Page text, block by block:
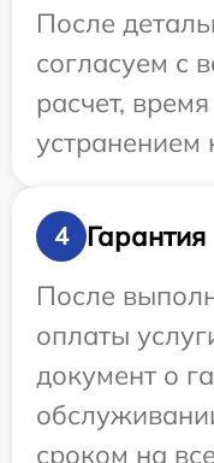
После
согласуем с
расчет,
устранением
4
Гарантия
После
оплаты
документ о
сроком на